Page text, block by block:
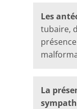
Les
tubaire,
La